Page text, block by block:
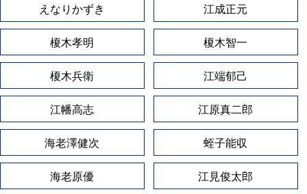
えなりかずき 江成正元
榎木孝明 榎木智一
榎木兵衛 江端郁己
江幡高志 江原真二郎
海老澤健次 蛭子能収
海老原優 江見俊太郎